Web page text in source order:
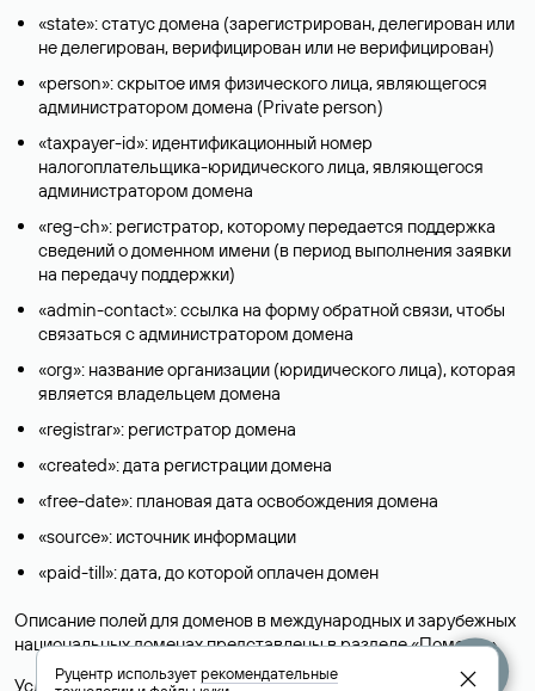
«state»: статус домена (зарегистрирован, делегирован или
не делегирован, верифицирован или не верифицирован)
«person»: скрытое имя физического лица, являющегося
администратором домена (Privatе person)
«taxpayer-id»: идентификационный номер
налогоплательщика-юридического лица, являющегося
администратором домена
«reg-ch»: регистратор, которому передается поддержка
сведений о доменном имени (в период выполнения заявки
на передачу поддержки)
«admin-contact»: ссылка на форму обратной связи, чтобы
связаться с администратором домена
«org»: название организации (юридического лица), которая
является владельцем домена
«registrar»: регистратор домена
«created»: дата регистрации домена
«free-date»: плановая дата освобождения домена
«source»: источник информации
«paid-till»: дата, до которой оплачен домен
Описание полей для доменов в международных и зарубежных
национальных доменах представлены в разделе «Помощь».
Условия использования Whois-сервиса
Руцентр используетрекомендательные